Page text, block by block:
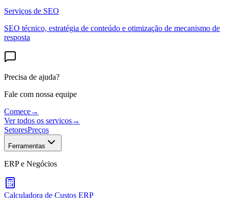
Serviços de SEO
SEO técnico, estratégia de conteúdo e otimização de mecanismo de
resposta
Precisa de ajuda?
Fale com nossa equipe
Comece→
Ver todos os servicos→
SetoresPreços
Ferramentas
ERP e Negócios
Calculadora de Custos ERP